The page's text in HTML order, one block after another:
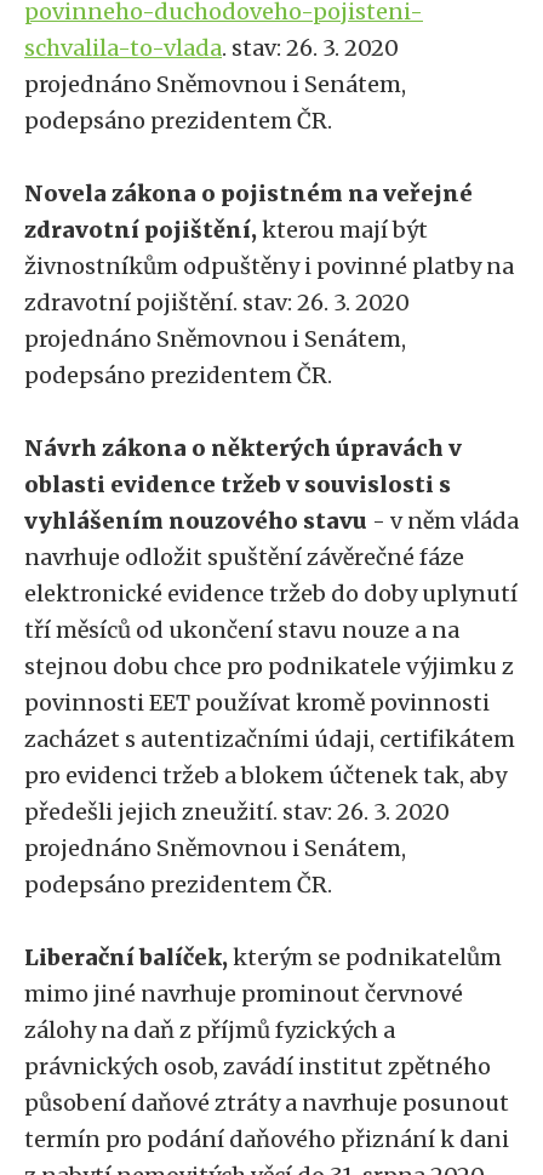
povinneho-duchodoveho-pojisteni-
schvalila-to-vlada. stav: 26. 3. 2020
projednáno Sněmovnou i Senátem,
podepsáno prezidentem ČR.
Novela zákona o pojistném na veřejné
zdravotní pojištění,kterou mají být
živnostníkům odpuštěny i povinné platby na
zdravotní pojištění. stav: 26. 3. 2020
projednáno Sněmovnou i Senátem,
podepsáno prezidentem ČR.
Návrh zákona o některých úpravách v
oblasti evidence tržeb v souvislosti s
vyhlášením nouzového stavu - v něm vláda
navrhuje odložit spuštění závěrečné fáze
elektronické evidence tržeb do doby uplynutí
tří měsíců od ukončení stavu nouze a na
stejnou dobu chce pro podnikatele výjimku z
povinnosti EET používat kromě povinnosti
zacházet s autentizačními údaji, certifikátem
pro evidenci tržeb a blokem účtenek tak, aby
předešli jejich zneužití. stav: 26. 3. 2020
projednáno Sněmovnou i Senátem,
podepsáno prezidentem ČR.
Liberační balíček,kterým se podnikatelům
mimo jiné navrhuje prominout červnové
zálohy na daň z příjmů fyzických a
právnických osob, zavádí institut zpětného
působení daňové ztráty a navrhuje posunout
termín pro podání daňového přiznání k dani